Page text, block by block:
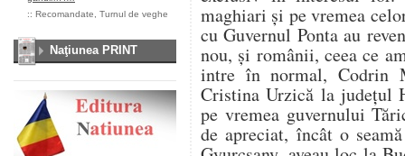
:: Recomandate Turnul de veghe
Naţiunea PRINT
maghiari şi pe vremea
cu Guvernul Ponta au
nou, şi românii, ceea ce
intre în normal, Codrin
Cristina Urzică la judeţul
pe vremea guvernului
de apreciat, încât o